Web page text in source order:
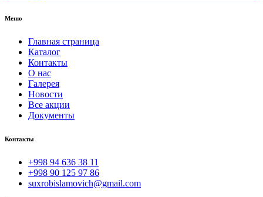
Меню
Главная страница
Каталог
Контакты
О нас
Галерея
Новости
Все акции
Документы
Контакты
+998 94 636 38 11
+998 90 125 97 86
suxrobislamovich@gmail.com